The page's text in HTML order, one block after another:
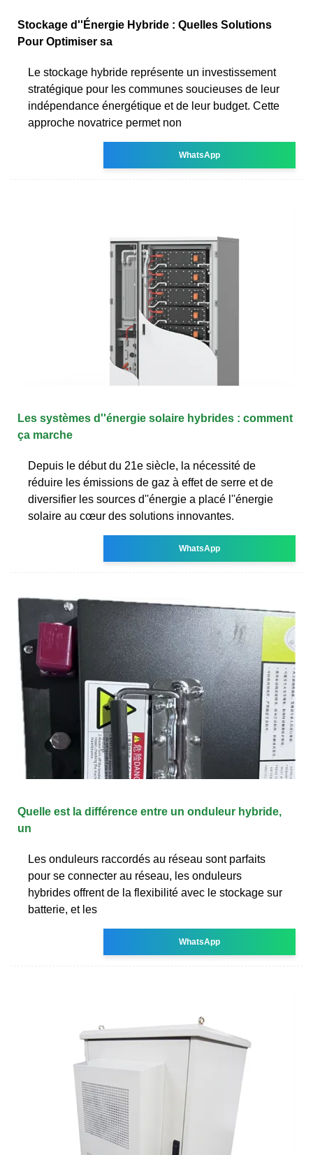
Stockage d''Énergie Hybride : Quelles Solutions
Pour Optimiser sa
Le stockage hybride représente un investissement
stratégique pour les communes soucieuses de leur
indépendance énergétique et de leur budget. Cette
approche novatrice permet non
WhatsApp
Les systèmes d''énergie solaire hybrides : comment
ça marche
Depuis le début du 21e siècle, la nécessité de
réduire les émissions de gaz à effet de serre et de
diversifier les sources d''énergie a placé l''énergie
solaire au cœur des solutions innovantes.
WhatsApp
Quelle est la différence entre un onduleur hybride,
un
Les onduleurs raccordés au réseau sont parfaits
pour se connecter au réseau, les onduleurs
hybrides offrent de la flexibilité avec le stockage sur
batterie, et les
WhatsApp